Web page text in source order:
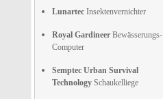
Lunartec Insektenvernichter
Royal Gardineer Bewässerungs-
Computer
Semptec Urban Survival
Technology Schaukelliege